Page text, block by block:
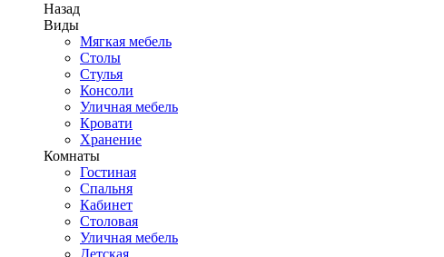
Назад
Виды
Мягкая мебель
Столы
Стулья
Консоли
Уличная мебель
Кровати
Хранение
Комнаты
Гостиная
Спальня
Кабинет
Столовая
Уличная мебель
Детская